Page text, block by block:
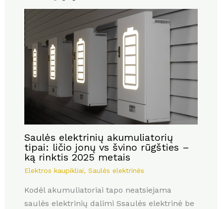
Saulės elektrinių akumuliatorių
tipai: ličio jonų vs švino rūgšties –
ką rinktis 2025 metais
Elektros kaupikliai, Saulės elektrinės
Kodėl akumuliatoriai tapo neatsiejama
saulės elektrinių dalimi Ssaulės elektrinė be